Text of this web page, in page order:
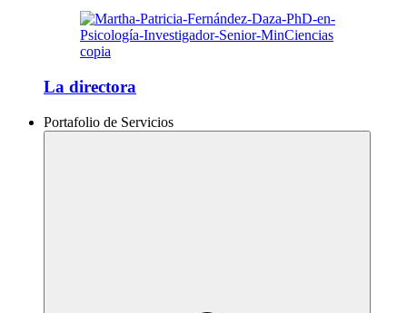
La directora
Portafolio de Servicios